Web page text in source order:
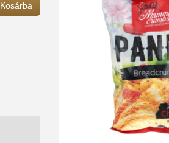
Kosárba